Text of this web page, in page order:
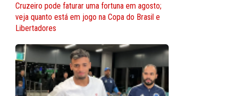
Cruzeiro pode faturar uma fortuna em agosto;
veja quanto está em jogo na Copa do Brasil e
Libertadores